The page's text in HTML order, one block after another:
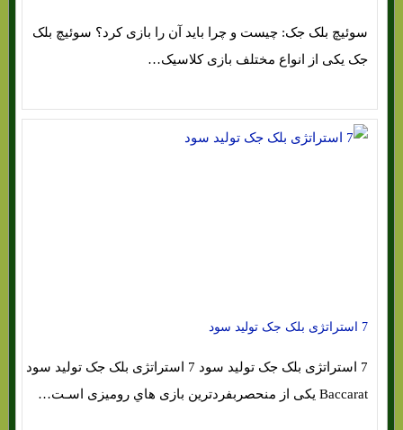
سوئیچ بلک جک: چیست و چرا باید آن را بازی کرد؟ سوئیچ بلک
جک یکی از انواع مختلف بازی کلاسیک…
7 استراتژی بلک جک تولید سود
7 استراتژی بلک جک تولید سود 7 استراتژی بلک جک تولید سود
Baccarat یکی از منحصربفردترین بازی هاي‌ رومیزی اسـت…